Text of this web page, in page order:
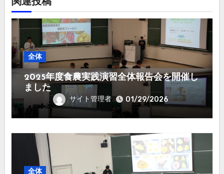
関連投稿
全体
2025年度食農実践演習全体報告会を開催し
ました
サイト管理者 01/29/2026
全体